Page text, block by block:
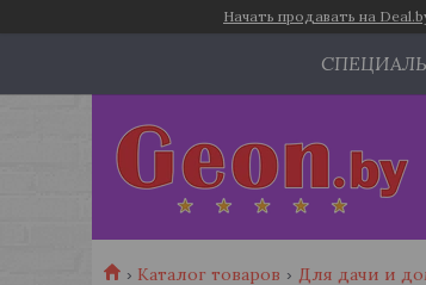
Начать продавать на
Каталог товаров Для дачи и